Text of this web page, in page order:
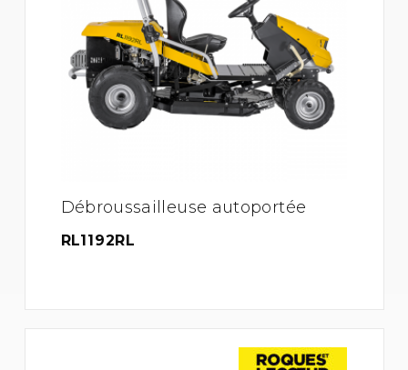
Débroussailleuse autoportée
RL1192RL